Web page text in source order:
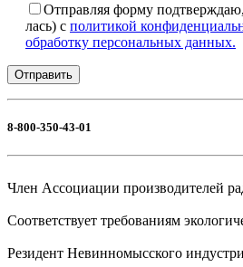
Отправляя форму
лась) с политикой
обработку персональных данных.
8-800-350-43-01
Член Ассоциации производителей
Соответствует требованиям
Резидент Невинномысского